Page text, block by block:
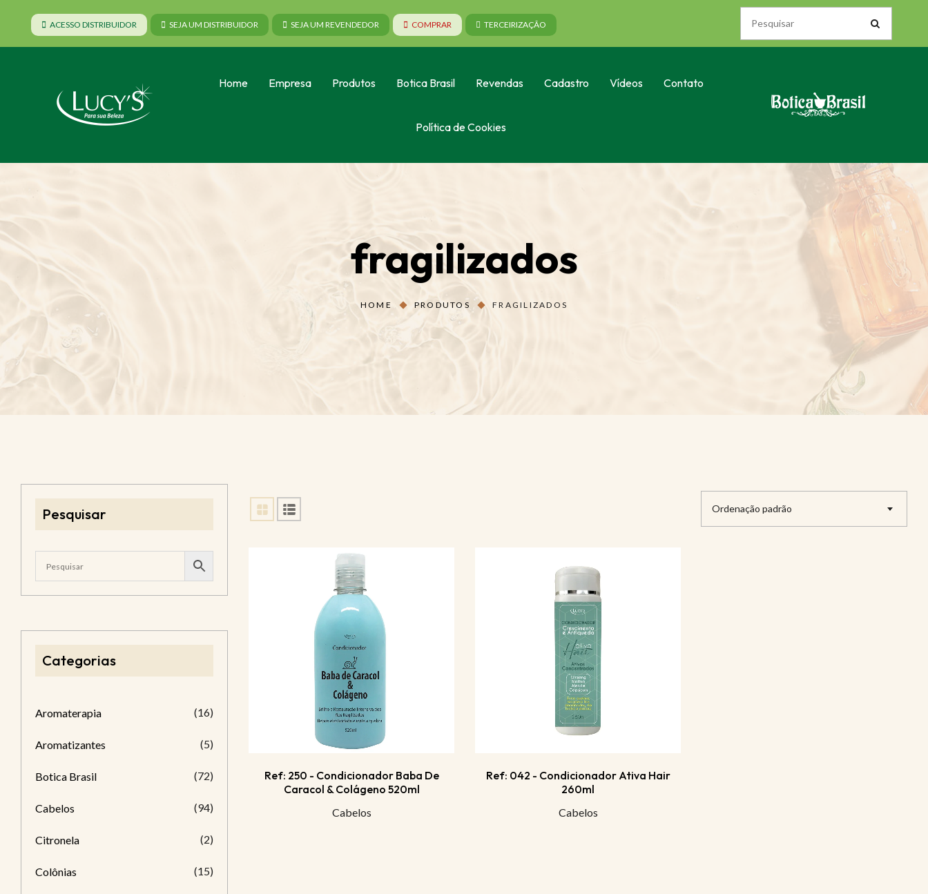
ACESSO DISTRIBUIDOR SEJA UM DISTRIBUIDOR SEJA UM REVENDEDOR COMPRAR TERCEIRIZAÇÃO
Home Empresa Produtos Botica Brasil Revendas Cadastro Vídeos Contato
Política de Cookies
fragilizados
HOME PRODUTOS FRAGILIZADOS
Ordenação padrão
Ref: 250 - Condicionador Baba De
Caracol & Colágeno 520ml
Cabelos
Ref: 042 - Condicionador Ativa Hair
260ml
Cabelos
Pesquisar
Categorias
Aromaterapia (16)
Aromatizantes (5)
Botica Brasil (72)
Cabelos (94)
Citronela (2)
Colônias (15)